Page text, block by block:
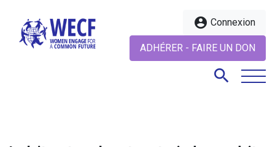
account_circle Connexion
ADHÉRER - FAIRE UN DON
search
search